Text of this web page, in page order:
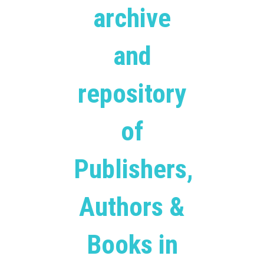
archive
and
repository
of
Publishers,
Authors &
Books in